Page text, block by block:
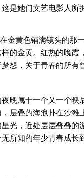
是她们文艺电影人所
黄色铺满镜头的那
的金黄。红热的晚霞
想，关于青春的所有
属于一个又一个映
层叠的海浪扑在沙滩
光，近处层层叠叠的
所知的年少青春成长